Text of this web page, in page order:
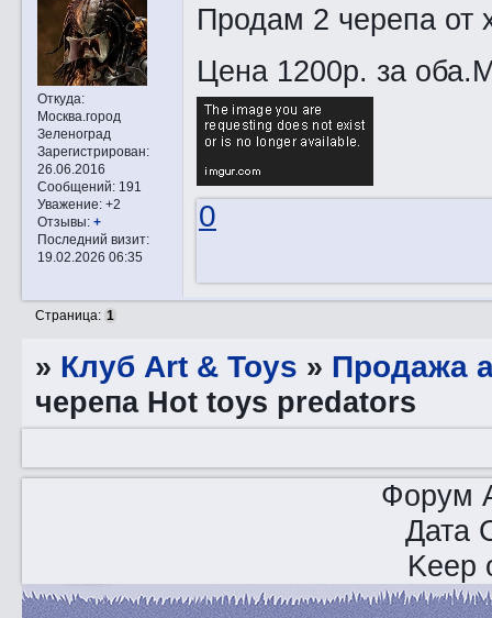
Откуда:
Москва.город
Зеленоград
Зарегистрирован:
26.06.2016
Сообщений:191
Уважение: +2
Отзывы: +
Последний визит:
19.02.2026 06:35
Продам 2 черепа от
Цена 1200р. за
0
Страница: 1
» Клуб Art & Toys » Продажа
черепа Hot toys predators
Форум
Дата
Keep